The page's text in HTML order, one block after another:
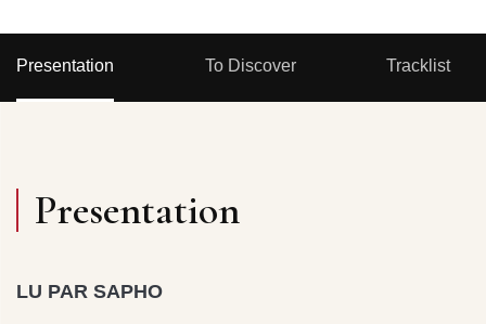
Presentation To Discover Tracklist
Presentation
LU PAR SAPHO